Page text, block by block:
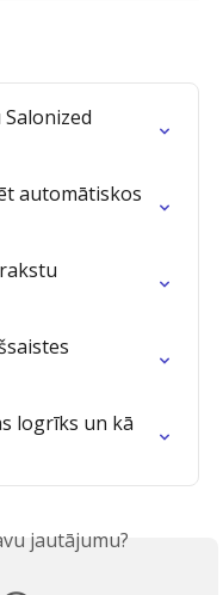
automātiskos
logrīks un kā
jautājumu?